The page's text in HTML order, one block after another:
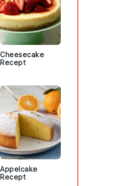
Cheesecake
Recept
Appelcake
Recept